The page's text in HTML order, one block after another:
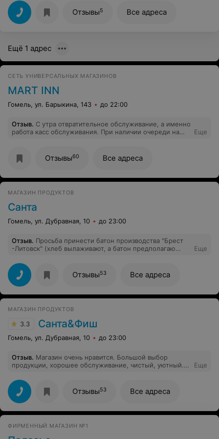
Отзывы5 Все адреса
Ещё 1 адрес
СЕТЬ УНИВЕРСАЛЬНЫХ МАГАЗИНОВ
MART INN
Гомель, ул. Барыкина, 143 до 22:00
Отзыв. С утра отвратительное обслуживание, а именно
работа касс обслуживания. При наличии очереди на
Администрация проблему не решает на протяжении
больше полугода.
Еще
Отзывы60 Все адреса
МАГАЗИН ПРОДУКТОВ
Санта
Гомель, ул. Дубравная, 10 до 23:00
Отзыв. Просьба принести батон производства "Брест
-Литовск" (хлеб вылаживают, а батон предполагаю
производителей) к отдельной сотруднице была
встречена недовольством и негативом. Это было в
20.25. Пришла снова в 21.35 и батон был уже в
продаже. "Спасибо" персоналу.
Еще
Отзывы53 Все адреса
МАГАЗИН ПРОДУКТОВ
3.3 Санта&Фиш
Гомель, ул. Дубравная, 10 до 23:00
Отзыв. Магазин очень нравится. Большой выбор
продукции, хорошее обслуживание, чистый, уютный.
Еще
Отзывы53 Все адреса
ФИРМЕННЫЙ МАГАЗИН №1